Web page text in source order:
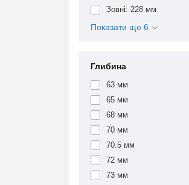
Зовні: 228 мм
Показати ще 6
Глибина
63 мм
65 мм
68 мм
70 мм
70.5 мм
72 мм
73 мм